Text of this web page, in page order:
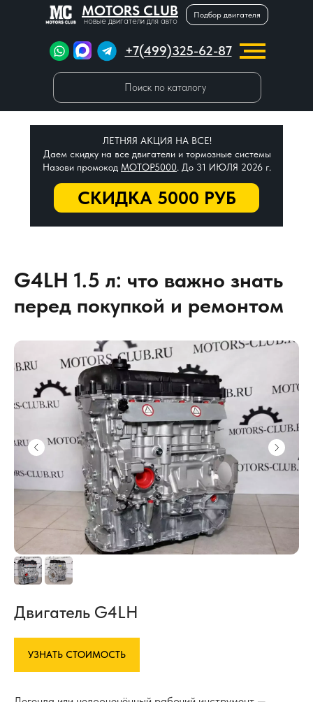
MOTORS CLUB
новые двигатели для авто
Подбор двигателя
+7(499)325-62-87
Поиск по каталогу
СКИДКА 5000 РУБ
ЛЕТНЯЯ АКЦИЯ НА ВСЕ!
Даем скидку на все двигатели и тормозные системы
Назови промокод МОТОР5000. До 31 ИЮЛЯ 2026 г.
G4LH 1.5 л: что важно знать
перед покупкой и ремонтом
Двигатель G4LH
УЗНАТЬ СТОИМОСТЬ